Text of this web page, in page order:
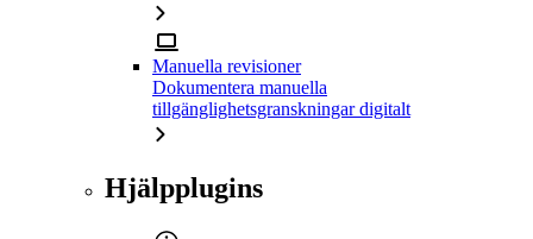
Manuella revisioner
Dokumentera manuella
tillgänglighetsgranskningar digitalt
Hjälpplugins